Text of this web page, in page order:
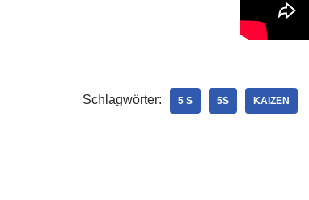
Schlagwörter: 5 S 5S KAIZEN